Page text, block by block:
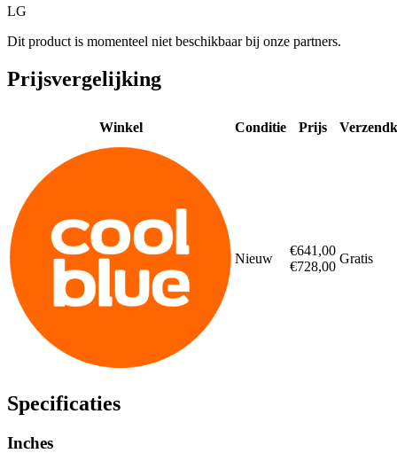
LG
Dit product is momenteel niet beschikbaar bij onze partners.
Prijsvergelijking
Winkel Conditie Prijs
Nieuw
€641,00
€728,00
Gratis
Specificaties
Inches